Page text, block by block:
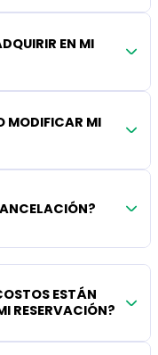
EN MI
MODIFICAR MI
ESTÁN
RESERVACIÓN?